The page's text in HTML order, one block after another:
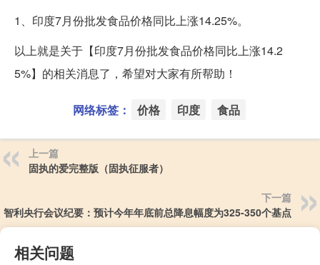
1、印度7月份批发食品价格同比上涨14.25%。
以上就是关于【印度7月份批发食品价格同比上涨14.2
5%】的相关消息了，希望对大家有所帮助！
网络标签： 价格 印度 食品
上一篇
固执的爱完整版（固执征服者）
下一篇
智利央行会议纪要：预计今年年底前总降息幅度为325-350个基点
相关问题